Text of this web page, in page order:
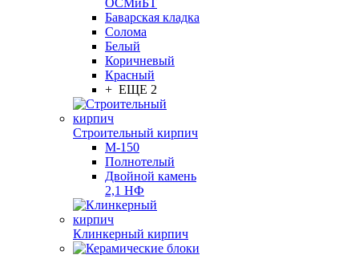
ОСМиБТ
Баварская кладка
Солома
Белый
Коричневый
Красный
+ ЕЩЕ 2
Строительный кирпич
М-150
Полнотелый
Двойной камень
2,1 НФ
Клинкерный кирпич